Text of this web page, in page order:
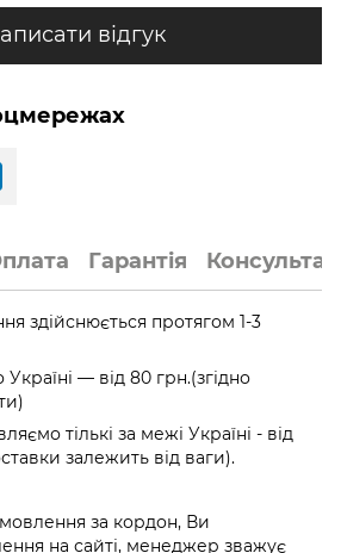
відгук
Гарантія
здійснюється протягом 1-3
— від 80 грн.(згідно
тількі за межі Україні - від
залежить від ваги).
за кордон, Ви
на сайті, менеджер зважує